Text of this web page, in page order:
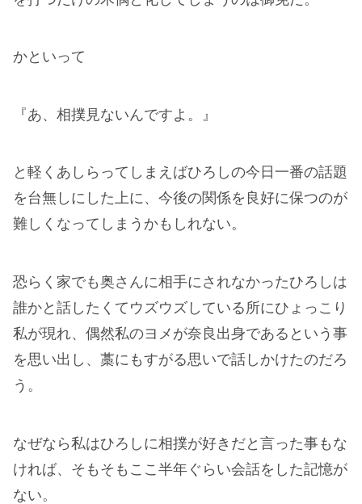
かといって
『あ、相撲見ないんですよ。』
と軽くあしらってしまえばひろしの今日一番の話題
を台無しにした上に、今後の関係を良好に保つのが
難しくなってしまうかもしれない。
恐らく家でも奥さんに相手にされなかったひろしは
誰かと話したくてウズウズしている所にひょっこり
私が現れ、偶然私のヨメが奈良出身であるという事
を思い出し、藁にもすがる思いで話しかけたのだろ
う。
なぜなら私はひろしに相撲が好きだと言った事もな
ければ、そもそもここ半年ぐらい会話をした記憶が
ない。